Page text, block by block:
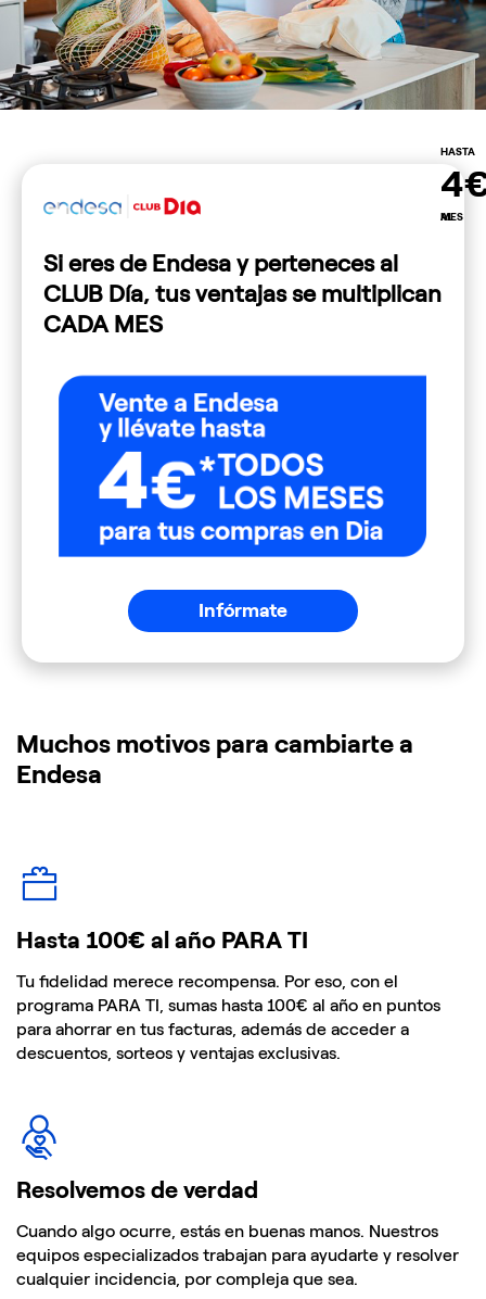
Si eres de Endesa y perteneces al
CLUB Día, tus ventajas se multiplican
CADA MES
Infórmate
HASTA
AL MES
Muchos motivos para cambiarte a
Endesa
Hasta 100€ al año PARA TI
Tu fidelidad merece recompensa. Por eso, con el
programa PARA TI, sumas hasta 100€ al año en puntos
para ahorrar en tus facturas, además de acceder a
descuentos, sorteos y ventajas exclusivas.
Resolvemos de verdad​
Cuando algo ocurre, estás en buenas manos. Nuestros
equipos especializados trabajan para ayudarte y resolver
cualquier incidencia, por compleja que sea.​